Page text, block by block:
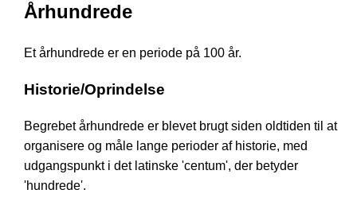
Århundrede
Et århundrede er en periode på 100 år.
Historie/Oprindelse
Begrebet århundrede er blevet brugt siden oldtiden til at
organisere og måle lange perioder af historie, med
udgangspunkt i det latinske 'centum', der betyder
'hundrede'.